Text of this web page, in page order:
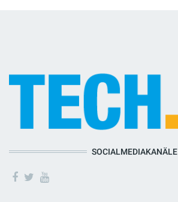
SOCIALMEDIAKANÄLE